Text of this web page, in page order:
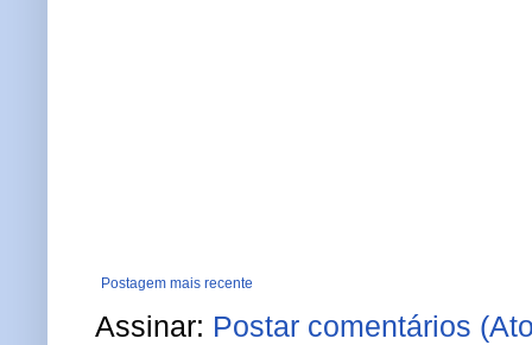
Postagem mais recente
Assinar: Postar comentários